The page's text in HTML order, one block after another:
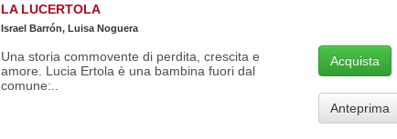
LA LUCERTOLA
Israel Barrón, Luisa Noguera
Una storia commovente di perdita, crescita e
amore. Lucia Ertola è una bambina fuori dal
comune:..
Acquista
Anteprima